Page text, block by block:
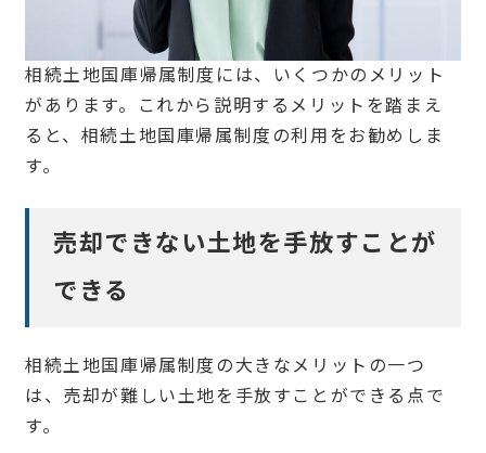
相続土地国庫帰属制度には、いくつかのメリット
があります。これから説明するメリットを踏まえ
ると、相続土地国庫帰属制度の利用をお勧めしま
す。
売却できない土地を手放すことが
できる
相続土地国庫帰属制度の大きなメリットの一つ
は、売却が難しい土地を手放すことができる点で
す。